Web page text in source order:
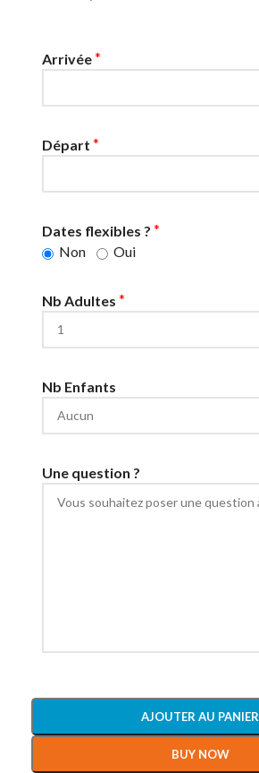
Arrivée*
Départ *
Dates flexibles ? *
Non
Oui
Nb Adultes *
Nb Enfants
Une question ?
AJOUTER AU PANIER
BUY NOW